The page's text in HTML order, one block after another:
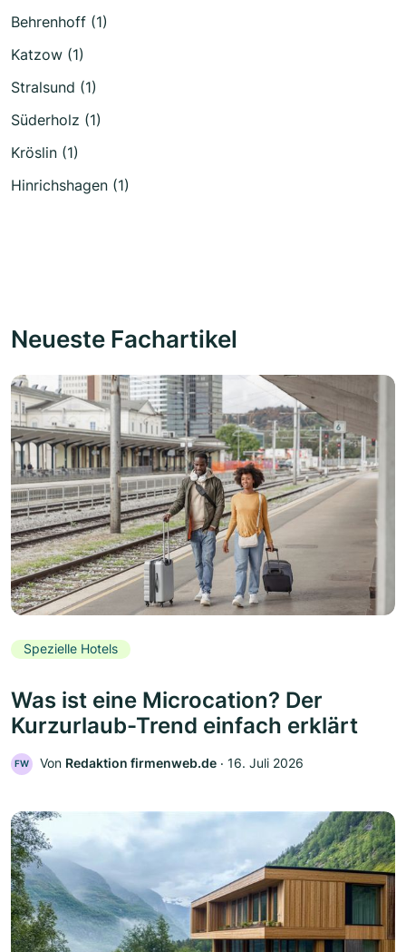
Behrenhoff (1)
Katzow (1)
Stralsund (1)
Süderholz (1)
Kröslin (1)
Hinrichshagen (1)
Neueste Fachartikel
Spezielle Hotels
Was ist eine Microcation? Der
Kurzurlaub-Trend einfach erklärt
FW Von Redaktion firmenweb.de ‧ 16. Juli 2026